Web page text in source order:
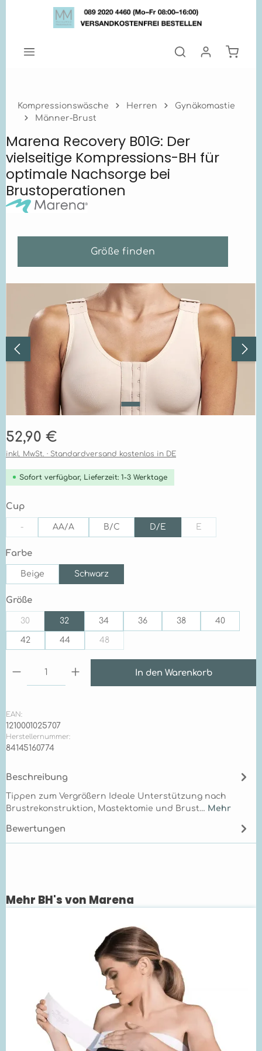
Zum Hauptinhalt springen
Kompressionswäsche Herren
Gynäkomastie
Männer-Brust
Marena Recovery B01G: Der
vielseitige Kompressions-BH für
optimale Nachsorge bei
Brustoperationen
Größe finden
Bildergalerie überspringen
Regulärer Preis:
52,90 €
inkl. MwSt. · Standardversand kostenlos in DE
Sofort verfügbar, Lieferzeit: 1-3 Werktage
Cupauswählen
- AA/A B/C D/E E
Farbeauswählen
Beige Schwarz
Größeauswählen
30 32 34 36 38 40
42 44 48
Produkt Anzahl: Gib den gewünschten Wert
In den Warenkorb
EAN:
1210001025707
Herstellernummer:
84145160774
Beschreibung
Tippen zum Vergrößern Ideale Unterstützung nach
Brustrekonstruktion, Mastektomie und Brust… Mehr
Bewertungen
Produktgalerie überspringen
Mehr BH's von Marena